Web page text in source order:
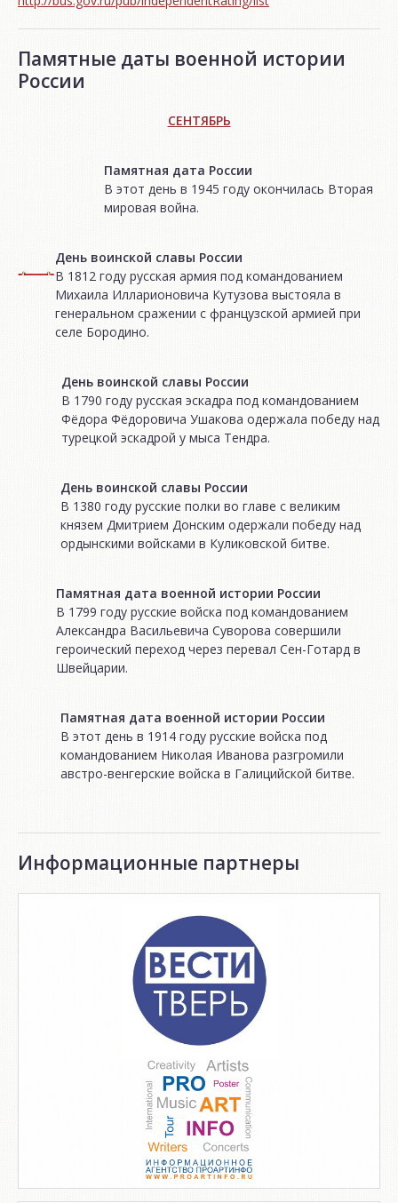
Памятные даты военной истории
России
СЕНТЯБРЬ
Памятная дата России
В этот день в 1945 году окончилась Вторая
мировая война.
День воинской славы России
В 1812 году русская армия под командованием
Михаила Илларионовича Кутузова выстояла в
генеральном сражении с французской армией при
селе Бородино.
День воинской славы России
В 1790 году русская эскадра под командованием
Фёдора Фёдоровича Ушакова одержала победу над
турецкой эскадрой у мыса Тендра.
День воинской славы России
В 1380 году русские полки во главе с великим
князем Дмитрием Донским одержали победу над
ордынскими войсками в Куликовской битве.
Памятная дата военной истории России
В 1799 году русские войска под командованием
Александра Васильевича Суворова совершили
героический переход через перевал Сен-Готард в
Швейцарии.
Памятная дата военной истории России
В этот день в 1914 году русские войска под
командованием Николая Иванова разгромили
австро-венгерские войска в Галицийской битве.
Информационные партнеры